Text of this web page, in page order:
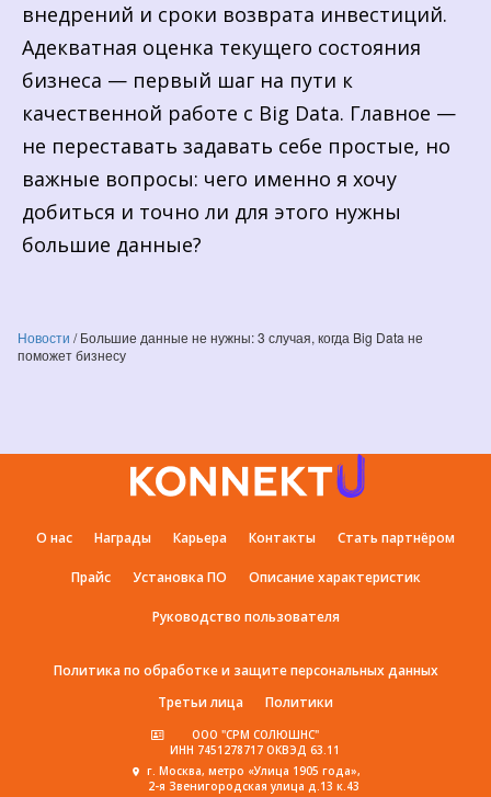
внедрений и сроки возврата инвестиций.
Адекватная оценка текущего состояния
бизнеса — первый шаг на пути к
качественной работе с Big Data. Главное —
не переставать задавать себе простые, но
важные вопросы: чего именно я хочу
добиться и точно ли для этого нужны
большие данные?
Новости /Большие данные не нужны: 3 случая, когда Big Data не
поможет бизнесу
О нас Награды Карьера Контакты Стать партнёром
Прайс Установка ПО Описание характеристик
Руководство пользователя
Политика по обработке и защите персональных данных
Третьи лица
Политики
ООО "СРМ СОЛЮШНС"
ИНН 7451278717 ОКВЭД 63.11
г. Москва, метро «Улица 1905 года»,
2-я Звенигородская улица д.13 к.43